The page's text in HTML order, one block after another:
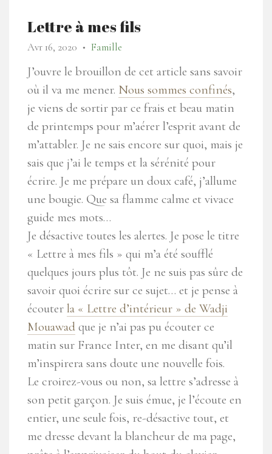
Lettre à mes fils
Avr 16, 2020 ● Famille
J’ouvre le brouillon de cet article sans savoir
où il va me mener. Nous sommes confinés,
je viens de sortir par ce frais et beau matin
de printemps pour m’aérer l’esprit avant de
m’attabler. Je ne sais encore sur quoi, mais je
sais que j’ai le temps et la sérénité pour
écrire. Je me prépare un doux café, j’allume
une bougie. Que sa flamme calme et vivace
guide mes mots…
Je désactive toutes les alertes. Je pose le titre
« Lettre à mes fils » qui m’a été soufflé
quelques jours plus tôt. Je ne suis pas sûre de
savoir quoi écrire sur ce sujet… et je pense à
écouter la « Lettre d’intérieur » de Wadji
Mouawad que je n’ai pas pu écouter ce
matin sur France Inter, en me disant qu’il
m’inspirera sans doute une nouvelle fois.
Le croirez-vous ou non, sa lettre s’adresse à
son petit garçon. Je suis émue, je l’écoute en
entier, une seule fois, re-désactive tout, et
me dresse devant la blancheur de ma page,